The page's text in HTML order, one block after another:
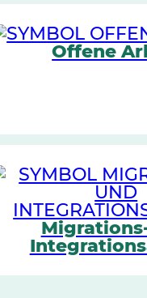
Offene